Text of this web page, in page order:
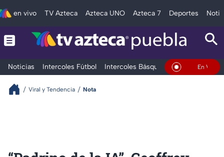
en vivo TV Azteca Azteca UNO Azteca 7 Deportes
Noticias Intercoles Fútbol Intercoles Básquetbol Deportes
En Vivo
Viral y Tendencia Nota